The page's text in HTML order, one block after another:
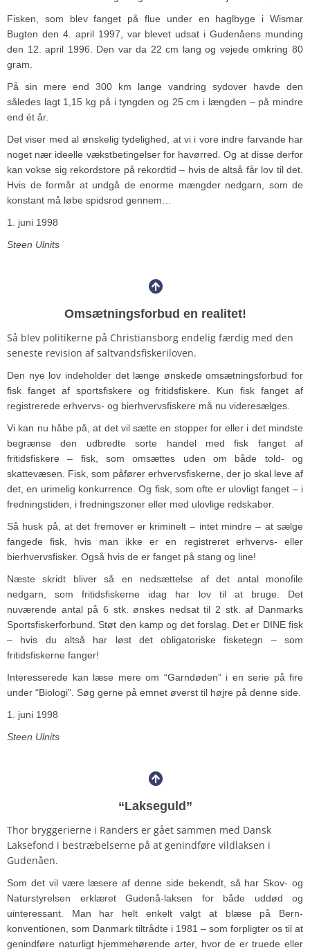
Fisken, som blev fanget på flue under en haglbyge i Wismar
Bugten den 4. april 1997, var blevet udsat i Gudenåens munding
den 12. april 1996. Den var da 22 cm lang og vejede omkring 80
gram.
På sin mere end 300 km lange vandring sydover havde den
således lagt 1,15 kg på i tyngden og 25 cm i længden – på mindre
end ét år.
Det viser med al ønskelig tydelighed, at vi i vore indre farvande har
noget nær ideelle vækstbetingelser for havørred. Og at disse derfor
kan vokse sig rekordstore på rekordtid – hvis de altså får lov til det.
Hvis de formår at undgå de enorme mængder nedgarn, som de
konstant må løbe spidsrod gennem…
1. juni 1998
Steen Ulnits
Omsætningsforbud en realitet!
Så blev politikerne på Christiansborg endelig færdig med den
seneste revision af saltvandsfiskeriloven.
Den nye lov indeholder det længe ønskede omsætningsforbud for
fisk fanget af sportsfiskere og fritidsfiskere. Kun fisk fanget af
registrerede erhvervs- og bierhvervsfiskere må nu videresælges.
Vi kan nu håbe på, at det vil sætte en stopper for eller i det mindste
begrænse den udbredte sorte handel med fisk fanget af
fritidsfiskere – fisk, som omsættes uden om både told- og
skattevæsen. Fisk, som påfører erhvervsfiskerne, der jo skal leve af
det, en urimelig konkurrence. Og fisk, som ofte er ulovligt fanget – i
fredningstiden, i fredningszoner eller med ulovlige redskaber.
Så husk på, at det fremover er kriminelt – intet mindre – at sælge
fangede fisk, hvis man ikke er en registreret erhvervs- eller
bierhvervsfisker. Også hvis de er fanget på stang og line!
Næste skridt bliver så en nedsættelse af det antal monofile
nedgarn, som fritidsfiskerne idag har lov til at bruge. Det
nuværende antal på 6 stk. ønskes nedsat til 2 stk. af Danmarks
Sportsfiskerforbund. Støt den kamp og det forslag. Det er DINE fisk
– hvis du altså har løst det obligatoriske fisketegn – som
fritidsfiskerne fanger!
Interesserede kan læse mere om “Garndøden” i en serie på fire
under “Biologi”. Søg gerne på emnet øverst til højre på denne side.
1. juni 1998
Steen Ulnits
“Lakseguld”
Thor bryggerierne i Randers er gået sammen med Dansk
Laksefond i bestræbelserne på at genindføre vildlaksen i
Gudenåen.
Som det vil være læsere af denne side bekendt, så har Skov- og
Naturstyrelsen erklæret Gudenå-laksen for både uddød og
uinteressant. Man har helt enkelt valgt at blæse på Bern-
konventionen, som Danmark tiltrådte i 1981 – som forpligter os til at
genindføre naturligt hjemmehørende arter, hvor de er truede eller